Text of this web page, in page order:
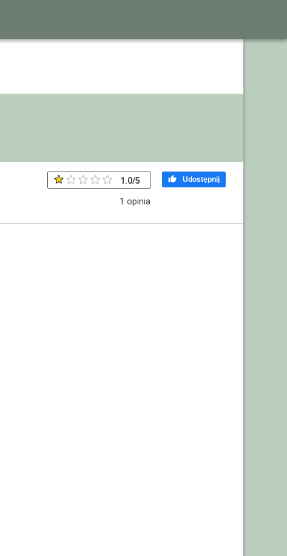
1.0/5
1 opinia
 Udostępnij